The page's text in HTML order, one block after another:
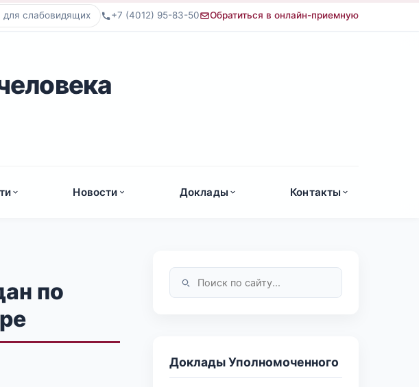
для слабовидящих +7 (4012) 95-83-50 Обратиться в онлайн-приемную
Новости Доклады Контакты
по
Доклады Уполномоченного